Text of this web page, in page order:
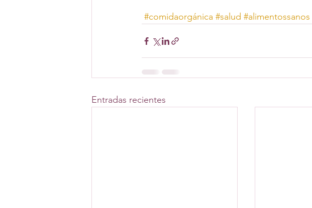
#comidaorgánica #salud #alimentossanos
Entradas recientes